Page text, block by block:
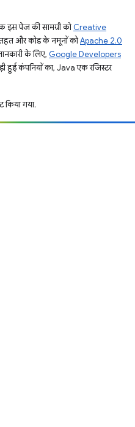
पेज की सामग्री कोCreative
और कोड के नमूनों कोApache 2.0
के लिए, Google Developers
कंपनियों का, Java एक रजिस्टर
गया.